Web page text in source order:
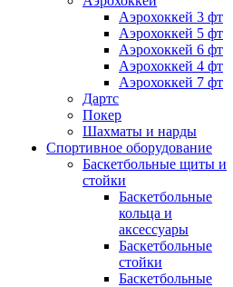
Аэрохоккей 3 фт
Аэрохоккей 5 фт
Аэрохоккей 6 фт
Аэрохоккей 4 фт
Аэрохоккей 7 фт
Дартс
Покер
Шахматы и нарды
Спортивное оборудование
Баскетбольные щиты и
стойки
Баскетбольные
кольца и
аксессуары
Баскетбольные
стойки
Баскетбольные